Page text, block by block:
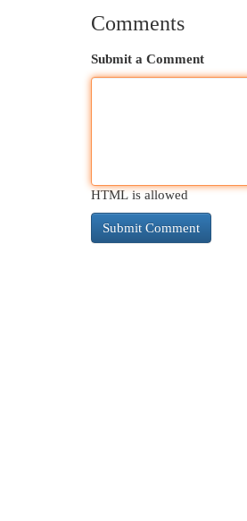
Comments
Submit a Comment
HTML is allowed